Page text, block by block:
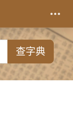
查字典